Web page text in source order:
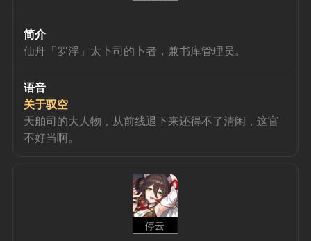
简介
仙舟「罗浮」太卜司的卜者，兼书库管理员。
语音
关于驭空
天舶司的大人物，从前线退下来还得不了清闲，这官
不好当啊。
停云